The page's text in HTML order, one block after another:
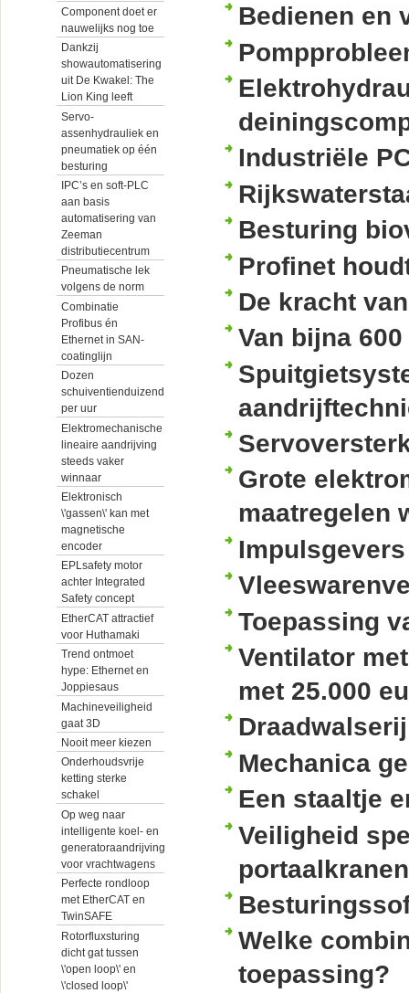
Component doet er
nauwelijks nog toe
Dankzij
showautomatisering
uit De Kwakel: The
Lion King leeft
Servo-
assenhydrauliek en
pneumatiek op één
besturing
IPC’s en soft-PLC
aan basis
automatisering van
Zeeman
distributiecentrum
Pneumatische lek
volgens de norm
Combinatie
Profibus én
Ethernet in SAN-
coatinglijn
Dozen
schuiventienduizend
per uur
Elektromechanische
lineaire aandrijving
steeds vaker
winnaar
Elektronisch
\'gassen\' kan met
magnetische
encoder
EPLsafety motor
achter Integrated
Safety concept
EtherCAT attractief
voor Huthamaki
Trend ontmoet
hype: Ethernet en
Joppiesaus
Machineveiligheid
gaat 3D
Nooit meer kiezen
Onderhoudsvrije
ketting sterke
schakel
Op weg naar
intelligente koel- en
generatoraandrijving
voor vrachtwagens
Perfecte rondloop
met EtherCAT en
TwinSAFE
Rotorfluxsturing
dicht gat tussen
\'open loop\' en
\'closed loop\'
Bedienen en
Industriële
Besturing
Profinet
De kracht
Van bijna
Grote
maatregelen
Toepassing
Ventilator
met 25.000
Mechanica
Een staaltje
Veiligheid
portaalkranen
Welke
toepassing?